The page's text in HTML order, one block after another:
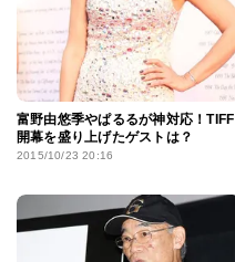
富野由悠季やぱるるが神対応！TIFF
開幕を盛り上げたゲストは？
2015/10/23 20:16